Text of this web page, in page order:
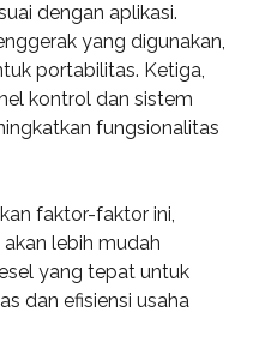
dengan aplikasi.
yang digunakan,
portabilitas. Ketiga,
kontrol dan sistem
fungsionalitas
faktor-faktor ini,
lebih mudah
yang tepat untuk
dan efisiensi usaha